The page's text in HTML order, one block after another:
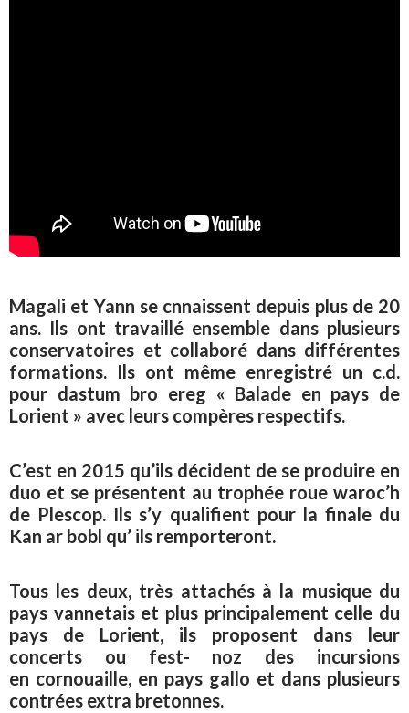
Magali et Yann se cnnaissent depuis plus de 20
ans. Ils ont travaillé ensemble dans plusieurs
conservatoires et collaboré dans différentes
formations. Ils ont même enregistré un c.d.
pour dastum bro ereg « Balade en pays de
Lorient » avec leurs compères respectifs.
C’est en 2015 qu’ils décident de se produire en
duo et se présentent au trophée roue waroc’h
de Plescop. Ils s’y qualifient pour la finale du
Kan ar bobl qu’ ils remporteront.
Tous les deux, très attachés à la musique du
pays vannetais et plus principalement celle du
pays de Lorient, ils proposent dans leur
concerts ou fest- noz des incursions
en cornouaille, en pays gallo et dans plusieurs
contrées extra bretonnes.